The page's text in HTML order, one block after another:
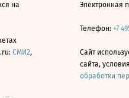
на
СМИ2,
Электронная
Телефон: +7
Сайт
сайта,
обработки